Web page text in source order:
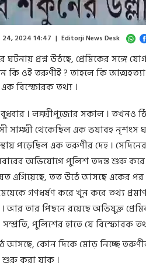
ঘটনায় প্রশ্ন উঠছে, প্রেমিকের সঙ্গে
কি ওই তরুণীই ? তাহলে কি
বিস্ফোরক তথ্য ।
2024 14:47 | Editorji News Desk
Unmute
। লক্ষ্মীপুজোর সকাল । তখনও
সাক্ষ্মী থেকেছিল এক ভয়াবহ নৃশংস
পড়েছিল এক তরুণীর দেহ ।
অভিযোগে পুলিশ তদন্ত শুরু করে
এগিয়েছে, তত উঠে আসছে একের
গণধর্ষণ করে খুন করে তথ্য
। আর তার পিছনে রয়েছে অভিযুক্ত
পুলিশের হাতে যে বিস্ফোরক
আসছে, কোন দিকে মোড় নিচ্ছে
করা যাক ।